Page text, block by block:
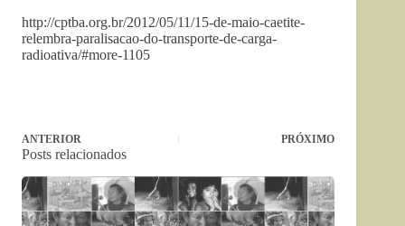
http://cptba.org.br/2012/05/11/15-de-maio-caetite-
relembra-paralisacao-do-transporte-de-carga-
radioativa/#more-1105
ANTERIOR PRÓXIMO
Posts relacionados